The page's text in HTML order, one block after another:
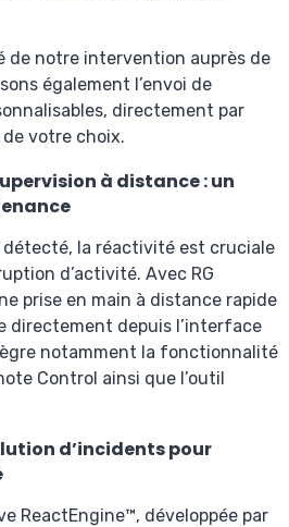
de notre intervention auprès de
également l’envoi de
directement par
votre choix.
à distance : un
détecté, la réactivité est cruciale
d’activité. Avec RG
prise en main à distance rapide
directement depuis l’interface
notamment la fonctionnalité
Control ainsi que l’outil
d’incidents pour
ReactEngine™, développée par